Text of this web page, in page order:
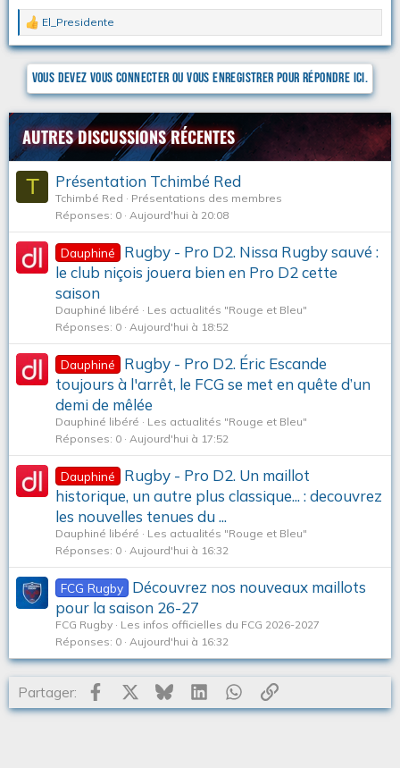
L
e
s
r
a
c
t
i
o
n
s
El_Presidente
Vous devez vous connecter ou vous enregistrer pour répondre ici.
AUTRES DISCUSSIONS RÉCENTES
T Présentation Tchimbé Red
Tchimbé Red
Présentations des membres
Réponses 0 Aujourd'hui à 20:08
Dauphiné
Rugby - Pro D2. Nissa Rugby sauvé :
le club niçois jouera bien en Pro D2 cette
saison
Dauphiné libéré
Les actualités "Rouge et Bleu"
Réponses 0 Aujourd'hui à 18:52
Dauphiné
Rugby - Pro D2. Éric Escande
toujours à l'arrêt, le FCG se met en quête d’un
demi de mêlée
Dauphiné libéré
Les actualités "Rouge et Bleu"
Réponses 0 Aujourd'hui à 17:52
Dauphiné
Rugby - Pro D2. Un maillot
historique, un autre plus classique... : decouvrez
les nouvelles tenues du ...
Dauphiné libéré
Les actualités "Rouge et Bleu"
Réponses 0 Aujourd'hui à 16:32
FCG Rugby
Découvrez nos nouveaux maillots
pour la saison 26-27
FCG Rugby
Les infos officielles du FCG 2026-2027
Réponses 0 Aujourd'hui à 16:32
Partager: Facebook BlueskyLinkedInWhatsApp
Lien